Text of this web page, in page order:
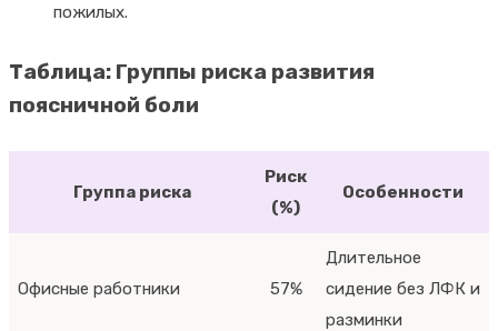
пожилых.
Таблица: Группы риска развития
поясничной боли
Группа риска
Риск
(%)
Особенности
Офисные работники 57%
Длительное
сидение без ЛФК и
разминки